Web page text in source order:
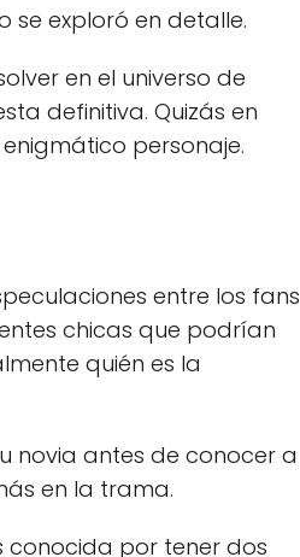
exploró en detalle.
en el universo de
definitiva. Quizás en
personaje.
entre los fans
chicas que podrían
quién es la
novia antes de conocer a
en la trama.
conocida por tener dos